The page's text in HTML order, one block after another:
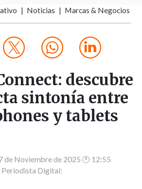
Noticias Marcas & Negocios
descubre
sintonía entre
y tablets
de Noviembre de 2025 🕐 12:55
Periodista Digital: